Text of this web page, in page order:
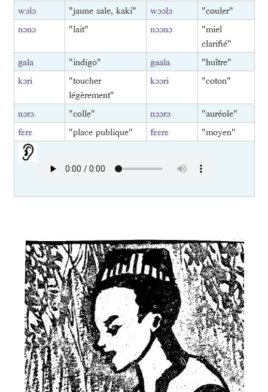
wɔlɔ
"jaune sale, kaki" wɔɔlɔ
"couler"
nɔnɔ
"lait" nɔɔnɔ
"miel
clarifié"
gala
"indigo" gaala
"huître"
kɔri
"toucher
légèrement"
kɔɔri "coton"
nɔrɔ "colle" nɔɔrɔ
"auréole"
fɛrɛ
"place publique" fɛɛrɛ "moyen"